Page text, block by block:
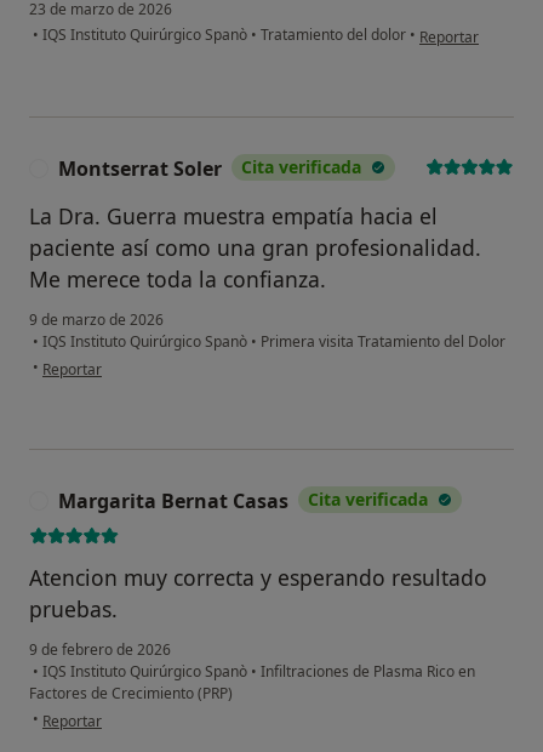
23 de marzo de 2026
• IQS Instituto Quirúrgico Spanò • Tratamiento del dolor • en opinión del
Reportar
Montserrat Soler Cita verificada
La Dra. Guerra muestra empatía hacia el
paciente así como una gran profesionalidad.
Me merece toda la confianza.
9 de marzo de 2026
• IQS Instituto Quirúrgico Spanò • Primera visita Tratamiento del Dolor
• en opinión del usuario Montserrat Soler
Reportar
Margarita Bernat Casas Cita verificada
Atencion muy correcta y esperando resultado
pruebas.
9 de febrero de 2026
• IQS Instituto Quirúrgico Spanò • Infiltraciones de Plasma Rico en
Factores de Crecimiento (PRP)
• en opinión del usuario Margarita Bernat Casas
Reportar